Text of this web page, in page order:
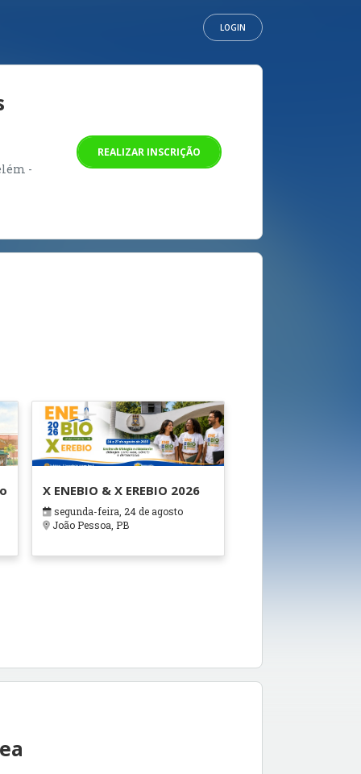
LOGIN
-
REALIZAR INSCRIÇÃO
X ENEBIO & X EREBIO 2026
segunda-feira, 24 de agosto
João Pessoa, PB